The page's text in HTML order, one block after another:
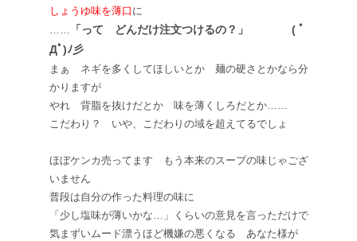
しょうゆ味を薄口 に
…… 「って どんだけ注文つけるの？」
( ﾟ
Дﾟ)ﾉ彡
まぁ ネギを多くしてほしいとか 麺の硬さとかなら分
かりますが
やれ 背脂を抜けだとか 味を薄くしろだとか……
こだわり？ いや、こだわりの域を超えてるでしょ
ほぼケンカ売ってます もう本来のスープの味じゃござ
いません
普段は自分の作った料理の味に
「少し塩味が薄いかな…」くらいの意見を言っただけで
気まずいムード漂うほど機嫌の悪くなる あなた様が